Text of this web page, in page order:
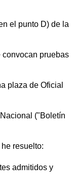
el punto D) de la
convocan pruebas
plaza de Oficial
("Boletín
resuelto:
admitidos y